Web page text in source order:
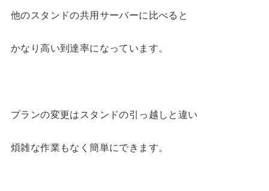
他のスタンドの共用サーバーに比べると
かなり高い到達率になっています。
プランの変更はスタンドの引っ越しと違い
煩雑な作業もなく簡単にできます。